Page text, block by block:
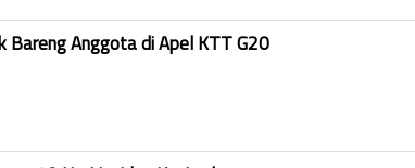
Bareng Anggota di Apel KTT G20